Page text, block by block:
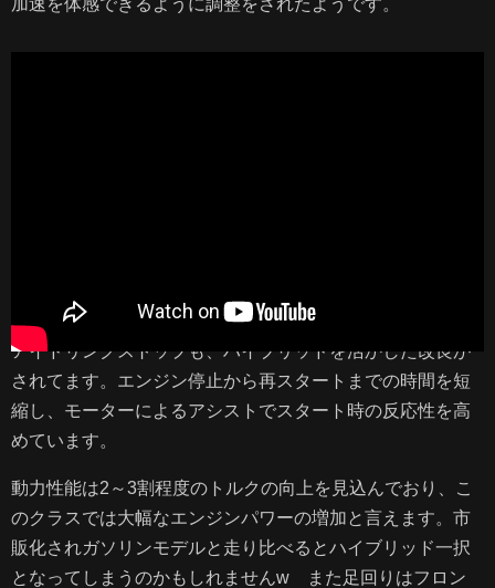
アイドリングストップも、ハイブリッドを活かした改良が
されてます。エンジン停止から再スタートまでの時間を短
縮し、モーターによるアシストでスタート時の反応性を高
めています。
動力性能は2～3割程度のトルクの向上を見込んでおり、こ
のクラスでは大幅なエンジンパワーの増加と言えます。市
販化されガソリンモデルと走り比べるとハイブリッド一択
となってしまうのかもしれませんw また足回りはフロン